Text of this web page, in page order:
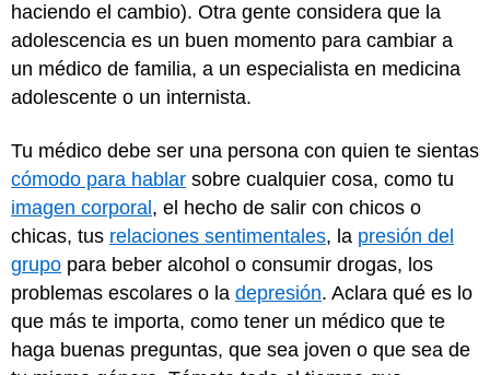
haciendo el cambio). Otra gente considera que la
adolescencia es un buen momento para cambiar a
un médico de familia, a un especialista en medicina
adolescente o un internista.
Tu médico debe ser una persona con quien te sientas
cómodo para hablar sobre cualquier cosa, como tu
imagen corporal, el hecho de salir con chicos o
chicas, tus relaciones sentimentales, la presión del
grupo para beber alcohol o consumir drogas, los
problemas escolares o la depresión. Aclara qué es lo
que más te importa, como tener un médico que te
haga buenas preguntas, que sea joven o que sea de